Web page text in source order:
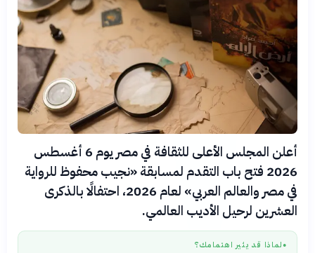
أعلن المجلس الأعلى للثقافة في مصر يوم 6 أغسطس
2026 فتح باب التقدم لمسابقة «نجيب محفوظ للرواية
في مصر والعالم العربي» لعام 2026، احتفالًا بالذكرى
العشرين لرحيل الأديب العالمي.
● لماذا قد يثير اهتمامك؟